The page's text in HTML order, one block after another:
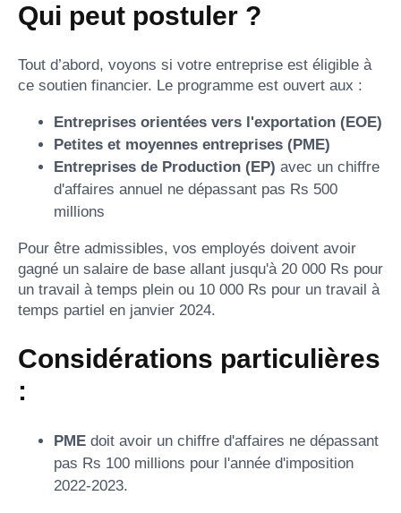
Qui peut postuler ?
Tout d’abord, voyons si votre entreprise est éligible à
ce soutien financier. Le programme est ouvert aux :
Entreprises orientées vers l'exportation (EOE)
Petites et moyennes entreprises (PME)
Entreprises de Production (EP) avec un chiffre
d'affaires annuel ne dépassant pas Rs 500
millions
Pour être admissibles, vos employés doivent avoir
gagné un salaire de base allant jusqu'à 20 000 Rs pour
un travail à temps plein ou 10 000 Rs pour un travail à
temps partiel en janvier 2024.
Considérations particulières
:
PME doit avoir un chiffre d'affaires ne dépassant
pas Rs 100 millions pour l'année d'imposition
2022-2023.